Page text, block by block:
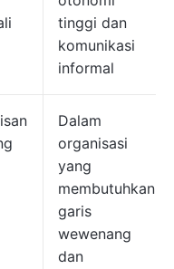
tinggi dan
komunikasi
informal
Dalam
organisasi
yang
membutuhkan
garis
wewenang
dan